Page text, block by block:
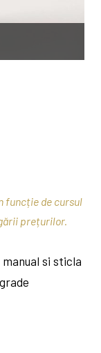
funcție de cursul
prețurilor.
si sticla